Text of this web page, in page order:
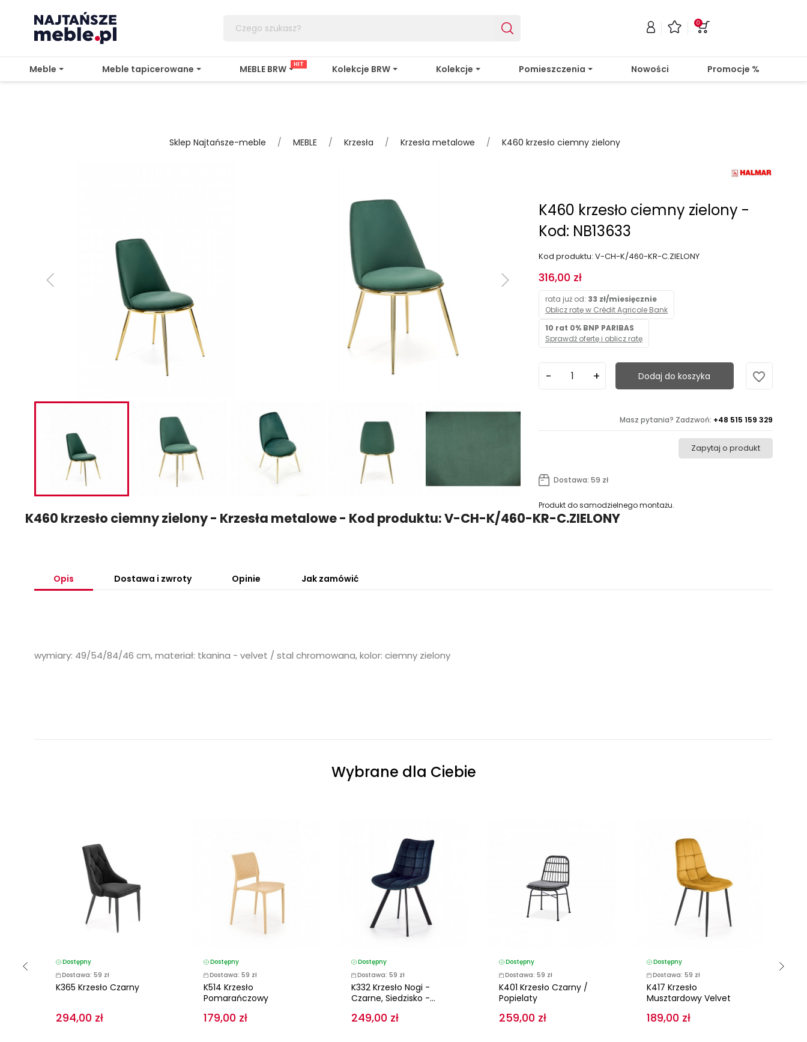
0
Meble Meble tapicerowane MEBLE BRW HIT Kolekcje BRW Kolekcje Pomieszczenia Nowości Promocje %
Sklep Najtańsze-meble MEBLE Krzesła Krzesła metalowe K460 krzesło ciemny zielony
K460 krzesło ciemny zielony -
Kod: NB13633
Kod produktu: V-CH-K/460-KR-C.ZIELONY
316,00 zł
rata już od: 33 zł/miesięcznie
Oblicz ratę w Crédit Agricole Bank
10 rat 0% BNP PARIBAS
Sprawdź ofertę i oblicz ratę
Dodaj do koszyka favorite_border
Masz pytania? Zadzwoń: +48 515 159 329
Zapytaj o produkt
Dostawa: 59 zł
Produkt do samodzielnego montażu.
K460 krzesło ciemny zielony - Krzesła metalowe - Kod produktu: V-CH-K/460-KR-C.ZIELONY
Opis Dostawa i zwroty Opinie Jak zamówić
wymiary: 49/54/84/46 cm, materiał: tkanina - velvet / stal chromowana, kolor: ciemny zielony
Wybrane dla Ciebie
Dostępny
Dostawa: 59 zł
K365 Krzesło Czarny
294,00 zł
Dostępny
Dostawa: 59 zł
K514 Krzesło
Pomarańczowy
179,00 zł
Dostępny
Dostawa: 59 zł
K332 Krzesło Nogi -
Czarne, Siedzisko -...
249,00 zł
Dostępny
Dostawa: 59 zł
K401 Krzesło Czarny /
Popielaty
259,00 zł
Dostępny
Dostawa: 59 zł
K417 Krzesło
Musztardowy Velvet
189,00 zł